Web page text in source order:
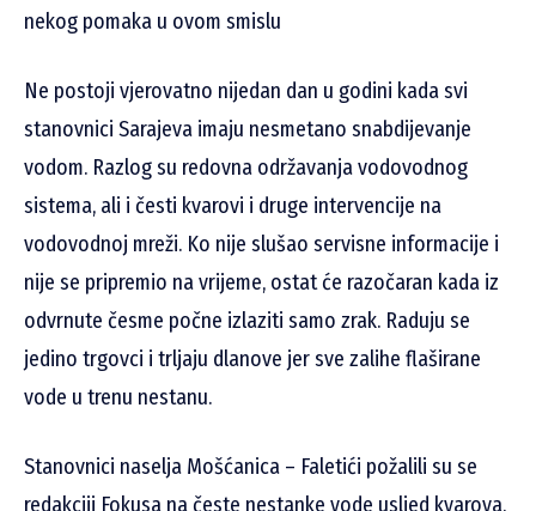
nekog pomaka u ovom smislu
Ne postoji vjerovatno nijedan dan u godini kada svi
stanovnici Sarajeva imaju nesmetano snabdijevanje
vodom. Razlog su redovna održavanja vodovodnog
sistema, ali i česti kvarovi i druge intervencije na
vodovodnoj mreži. Ko nije slušao servisne informacije i
nije se pripremio na vrijeme, ostat će razočaran kada iz
odvrnute česme počne izlaziti samo zrak. Raduju se
jedino trgovci i trljaju dlanove jer sve zalihe flaširane
vode u trenu nestanu.
Stanovnici naselja Mošćanica – Faletići požalili su se
redakciji Fokusa na česte nestanke vode usljed kvarova.